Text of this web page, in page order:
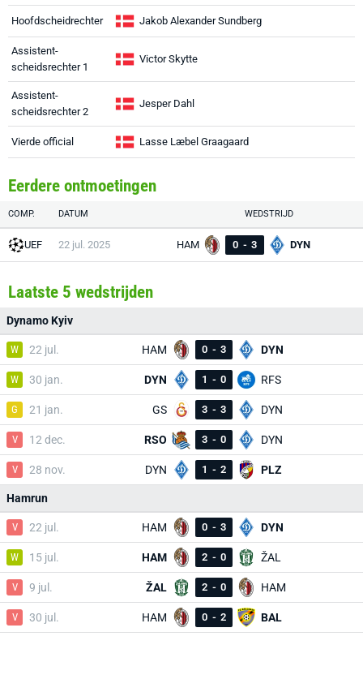
Hoofdscheidrechter Jakob Alexander Sundberg
Assistent-
scheidsrechter 1
Victor Skytte
Assistent-
scheidsrechter 2
Jesper Dahl
Vierde official Lasse Læbel Graagaard
Eerdere ontmoetingen
COMP. DATUM WEDSTRIJD
UEF 22 jul. 2025 HAM 0 - 3 DYN
Laatste 5 wedstrijden
Dynamo Kyiv
W 22 jul. HAM 0 - 3 DYN
W 30 jan. DYN 1 - 0 RFS
G 21 jan. GS 3 - 3 DYN
V 12 dec. RSO 3 - 0 DYN
V 28 nov. DYN 1 - 2 PLZ
Hamrun
V 22 jul. HAM 0 - 3 DYN
W 15 jul. HAM 2 - 0 ŽAL
V 9 jul. ŽAL 2 - 0 HAM
V 30 jul. HAM 0 - 2 BAL